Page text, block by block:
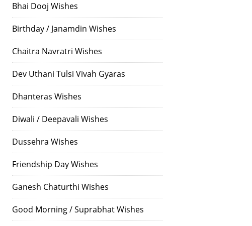
Bhai Dooj Wishes
Birthday / Janamdin Wishes
Chaitra Navratri Wishes
Dev Uthani Tulsi Vivah Gyaras
Dhanteras Wishes
Diwali / Deepavali Wishes
Dussehra Wishes
Friendship Day Wishes
Ganesh Chaturthi Wishes
Good Morning / Suprabhat Wishes